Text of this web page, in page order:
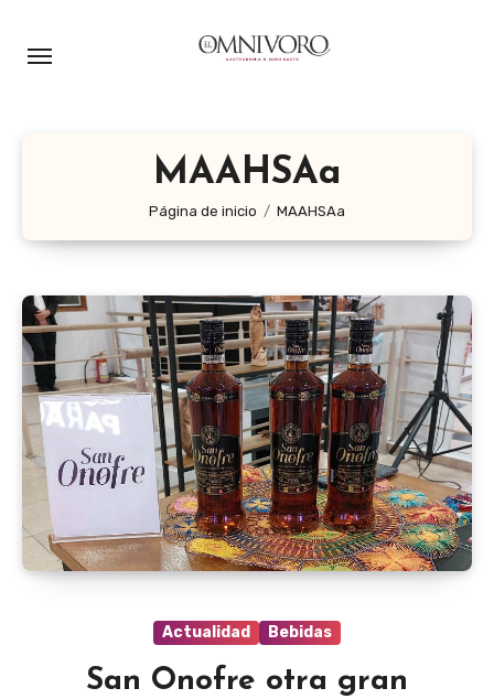
MAAHSAa
Página de inicio MAAHSAa
Actualidad Bebidas
San Onofre otra gran